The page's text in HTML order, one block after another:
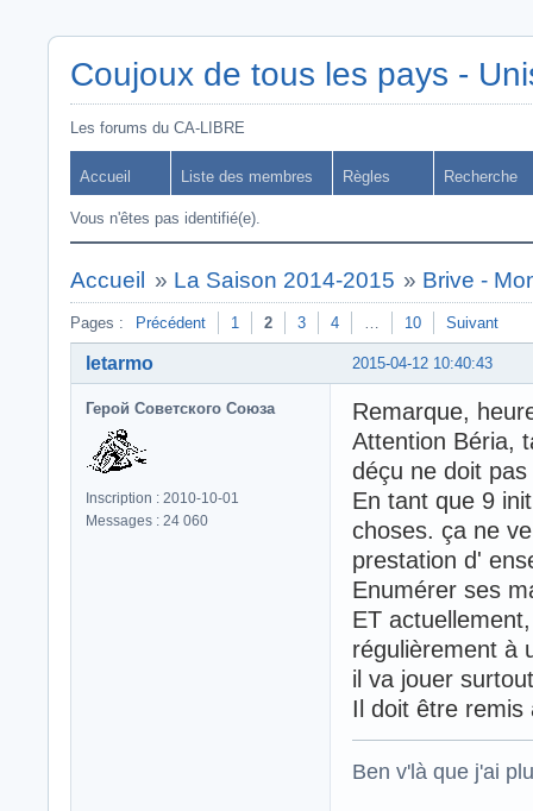
Coujoux de tous les pays -
Les forums du CA-LIBRE
Accueil Liste des membres Règles Recherche
Vous n'êtes pas identifié(e).
Accueil » La Saison 2014-2015 » Brive -
Pages : Précédent 1 2 3 4 … 10 Suivant
2015-04-12 10:40:43
letarmo
Герой Советского Союза
Inscription : 2010-10-01
Messages : 24 060
Remarque,
Attention Béria,
déçu ne doit
En tant que 9
choses. ça ne
prestation d'
Enumérer ses
ET
régulièrement à
il va jouer
Il doit être remis
Ben v'là que j'ai